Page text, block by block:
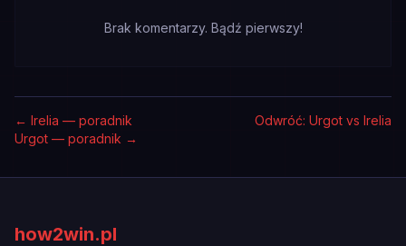
Brak komentarzy. Bądź pierwszy!
← Irelia — poradnik
Odwróć: Urgot vs Irelia
Urgot — poradnik →
how2win.pl